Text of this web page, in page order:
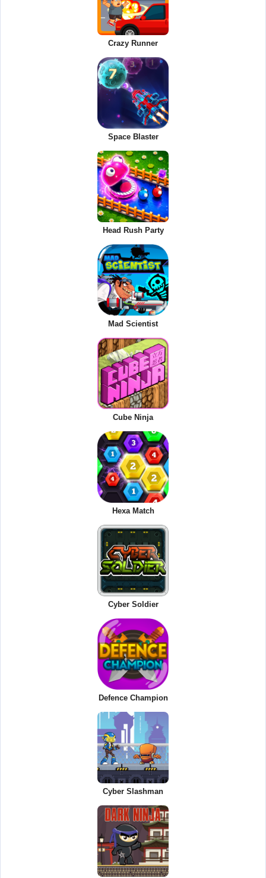
Crazy Runner
Space Blaster
Head Rush Party
Mad Scientist
Cube Ninja
Hexa Match
Cyber Soldier
Defence Champion
Cyber Slashman